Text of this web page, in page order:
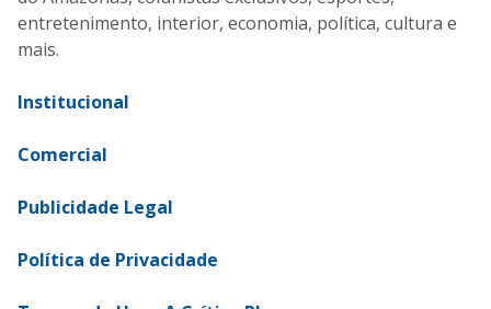
entretenimento, interior, economia, política, cultura e
mais.
Institucional
Comercial
Publicidade Legal
Política de Privacidade